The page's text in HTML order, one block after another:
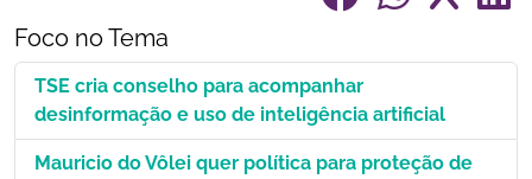
Foco no Tema
TSE cria conselho para acompanhar
desinformação e uso de inteligência artificial
Mauricio do Vôlei quer política para proteção de